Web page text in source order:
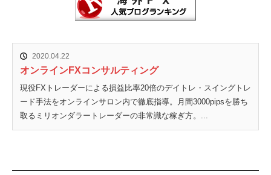
2020.04.22
オンラインFXコンサルティング
現役FXトレーダーによる損益比率20倍のデイトレ・スイングトレ
ード手法をオンラインサロン内で徹底指導。月間3000pipsを勝ち
取るミリオンダラートレーダーの非常識な稼ぎ方。...